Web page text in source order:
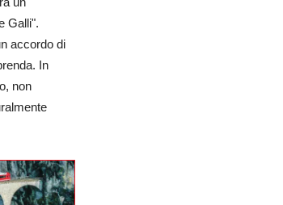
Galli".
accordo di
In
non